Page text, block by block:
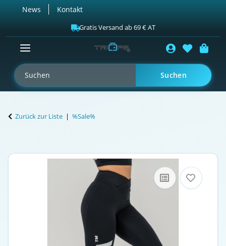
News Kontakt
Gratis Versand ab 69 € AT
Suchen
Zurück zur Liste %Sale%